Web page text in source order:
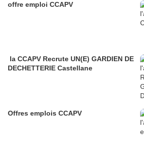
offre emploi CCAPV
la CCAPV Recrute UN(E) GARDIEN DE
DECHETTERIE Castellane
Offres emplois CCAPV